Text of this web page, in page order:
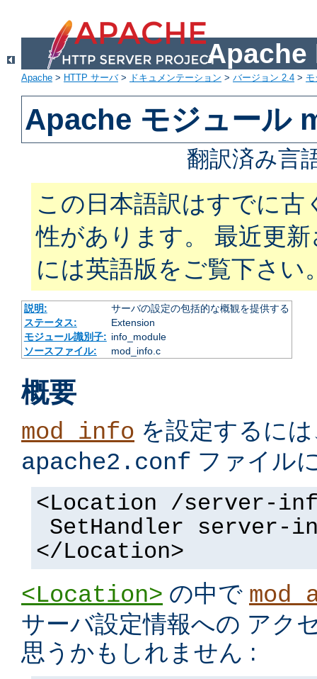
Apache
Apache > HTTP サーバ> ドキュメンテーション > バージョン 2.4 >
Apache モジュール
翻訳済み言
この日本語訳はすでに古
性があります。 最近更
には英語版をご覧下さい
説明:
サーバの設定の包括的な概観を提供する
ステータス:
Extension
モジュール識別子: info_module
ソースファイル:
mod_info.c
概要
mod_info を設定するに
apache2.conf ファイル
<Location /server-
SetHandler server-
</Location>
<Location> の中で
サーバ設定情報への アク
思うかもしれません :